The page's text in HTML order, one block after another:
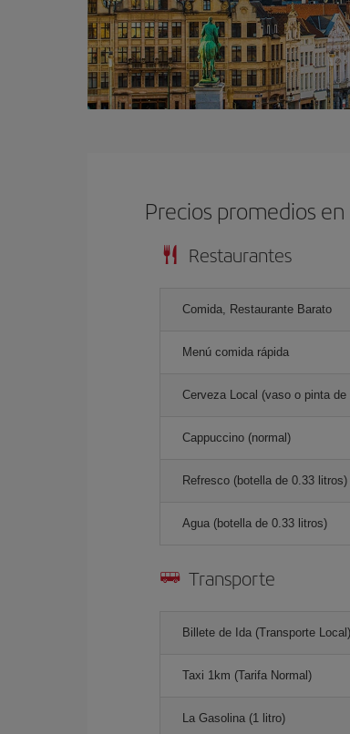
Precios promedios en
Restaurantes
Comida, Restaurante Barato
Menú comida rápida
Cerveza Local (vaso o pinta de
Cappuccino (normal)
Refresco (botella de 0.33 litros)
Agua (botella de 0.33 litros)
Transporte
Billete de Ida (Transporte Local)
Taxi 1km (Tarifa Normal)
La Gasolina (1 litro)